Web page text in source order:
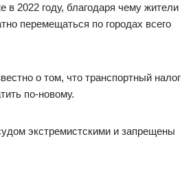
в 2022 году, благодаря чему жители
перемещаться по городах всего
о том, что транспортный налог
по-новому.
экстремистскими и запрещены